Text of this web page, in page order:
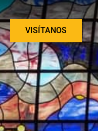
VISÍTANOS